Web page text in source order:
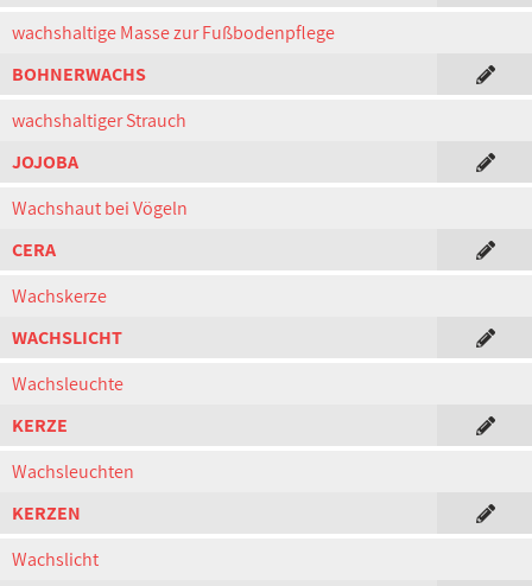
wachshaltige Masse zur Fußbodenpflege
BOHNERWACHS
wachshaltiger Strauch
JOJOBA
Wachshaut bei Vögeln
CERA
Wachskerze
WACHSLICHT
Wachsleuchte
KERZE
Wachsleuchten
KERZEN
Wachslicht